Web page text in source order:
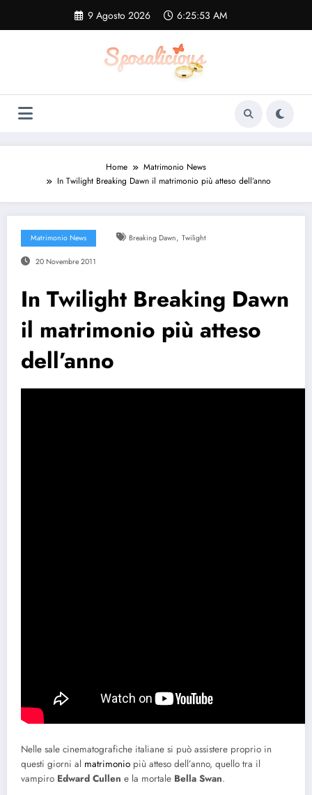
contenuto
9 Agosto 2026 6:25:53 AM
Home
Matrimonio News
In Twilight Breaking Dawn il matrimonio più atteso dell’anno
Matrimonio News Breaking Dawn, Twilight
20 Novembre 2011
In Twilight Breaking Dawn
il matrimonio più atteso
dell’anno
Nelle sale cinematografiche italiane si può assistere proprio in
questi giorni al matrimonio più atteso dell’anno, quello tra il
vampiro Edward Cullen e la mortale Bella Swan.